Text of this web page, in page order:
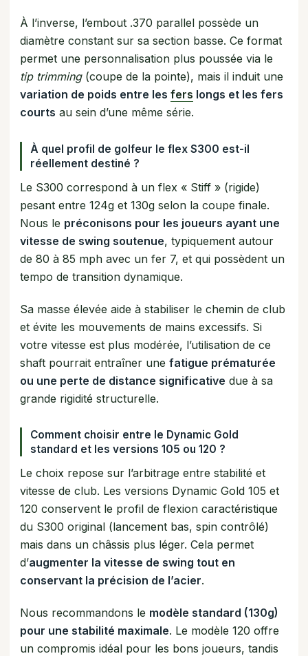
À l’inverse, l’embout .370 parallel possède un
diamètre constant sur sa section basse. Ce format
permet une personnalisation plus poussée via le
tip trimming(coupe de la pointe), mais il induit une
variation de poids entre les fers longs et les fers
courts au sein d’une même série.
À quel profil de golfeur le flex S300 est-il
réellement destiné ?
Le S300 correspond à un flex « Stiff » (rigide)
pesant entre 124g et 130g selon la coupe finale.
Nous le préconisons pour les joueurs ayant une
vitesse de swing soutenue, typiquement autour
de 80 à 85 mph avec un fer 7, et qui possèdent un
tempo de transition dynamique.
Sa masse élevée aide à stabiliser le chemin de club
et évite les mouvements de mains excessifs. Si
votre vitesse est plus modérée, l’utilisation de ce
shaft pourrait entraîner une fatigue prématurée
ou une perte de distance significative due à sa
grande rigidité structurelle.
Comment choisir entre le Dynamic Gold
standard et les versions 105 ou 120 ?
Le choix repose sur l’arbitrage entre stabilité et
vitesse de club. Les versions Dynamic Gold 105 et
120 conservent le profil de flexion caractéristique
du S300 original (lancement bas, spin contrôlé)
mais dans un châssis plus léger. Cela permet
d’augmenter la vitesse de swing tout en
conservant la précision de l’acier.
Nous recommandons le modèle standard (130g)
pour une stabilité maximale. Le modèle 120 offre
un compromis idéal pour les bons joueurs, tandis